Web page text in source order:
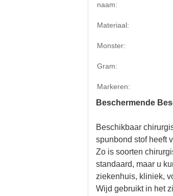
naam:
Materiaal:
Monster:
Gram:
Markeren:
Beschermende
Beschikbaar
spunbond stof heeft
Zo is soorten
standaard, maar u
ziekenhuis, kliniek,
Wijd gebruikt in het